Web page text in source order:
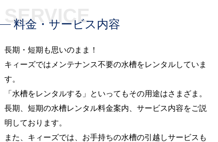
SERVICE
料金・サービス内容
長期・短期も思いのまま！
キィーズではメンテナンス不要の水槽をレンタルしていま
す。
「水槽をレンタルする」といってもその用途はさまざま。
長期、短期の水槽レンタル料金案内、サービス内容をご説
明しております。
また、キィーズでは、お手持ちの水槽の引越しサービスも